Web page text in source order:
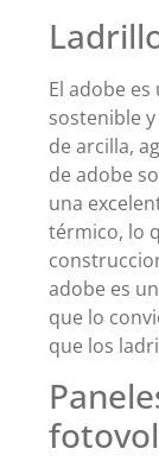
El adobe
sostenible
de arcilla,
de adobe
una
térmico, lo
adobe es
que lo
que los